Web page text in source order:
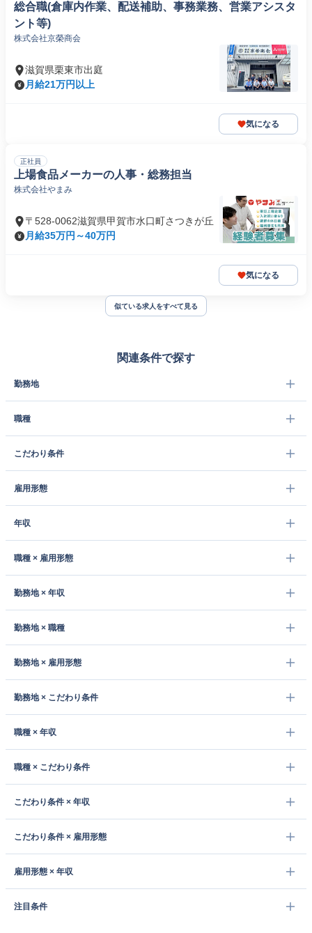
総合職(倉庫内作業、配送補助、事務業務、営業アシスタ
ント等)
株式会社京榮商会
滋賀県栗東市出庭
月給21万円以上
気になる
正社員
上場食品メーカーの人事・総務担当
株式会社やまみ
〒528-0062滋賀県甲賀市水口町さつきが丘
月給35万円～40万円
気になる
似ている求人をすべて見る
関連条件で探す
勤務地
職種
こだわり条件
雇用形態
年収
職種 × 雇用形態
勤務地 × 年収
勤務地 × 職種
勤務地 × 雇用形態
勤務地 × こだわり条件
職種 × 年収
職種 × こだわり条件
こだわり条件 × 年収
こだわり条件 × 雇用形態
雇用形態 × 年収
注目条件